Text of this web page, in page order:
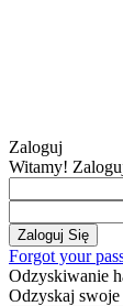
Zaloguj
Witamy!
Forgot your
Odzyskiwanie
Odzyskaj swoje